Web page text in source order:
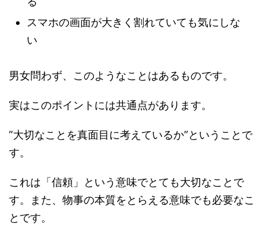
スマホの画面が大きく割れていても気にしな
い
男女問わず、このようなことはあるものです。
実はこのポイントには共通点があります。
”大切なことを真面目に考えているか”ということで
す。
これは「信頼」という意味でとても大切なことで
す。また、物事の本質をとらえる意味でも必要なこ
とです。